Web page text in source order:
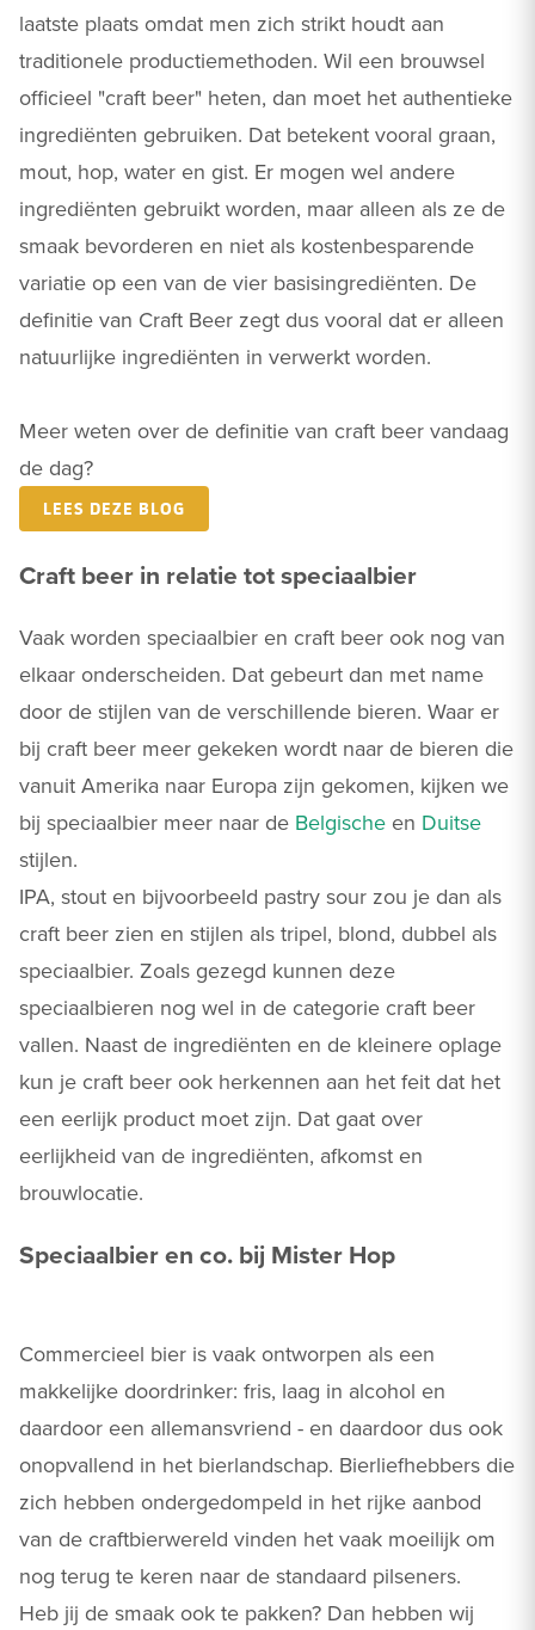
laatste plaats omdat men zich strikt houdt aan
traditionele productiemethoden. Wil een brouwsel
officieel "craft beer" heten, dan moet het authentieke
ingrediënten gebruiken. Dat betekent vooral graan,
mout, hop, water en gist. Er mogen wel andere
ingrediënten gebruikt worden, maar alleen als ze de
smaak bevorderen en niet als kostenbesparende
variatie op een van de vier basisingrediënten. De
definitie van Craft Beer zegt dus vooral dat er alleen
natuurlijke ingrediënten in verwerkt worden.
Meer weten over de definitie van craft beer vandaag
de dag?
LEES DEZE BLOG
Craft beer in relatie tot speciaalbier
Vaak worden speciaalbier en craft beer ook nog van
elkaar onderscheiden. Dat gebeurt dan met name
door de stijlen van de verschillende bieren. Waar er
bij craft beer meer gekeken wordt naar de bieren die
vanuit Amerika naar Europa zijn gekomen, kijken we
bij speciaalbier meer naar de Belgische en Duitse
stijlen.
IPA, stout en bijvoorbeeld pastry sour zou je dan als
craft beer zien en stijlen als tripel, blond, dubbel als
speciaalbier. Zoals gezegd kunnen deze
speciaalbieren nog wel in de categorie craft beer
vallen. Naast de ingrediënten en de kleinere oplage
kun je craft beer ook herkennen aan het feit dat het
een eerlijk product moet zijn. Dat gaat over
eerlijkheid van de ingrediënten, afkomst en
brouwlocatie.
Speciaalbier en co. bij Mister Hop
Commercieel bier is vaak ontworpen als een
makkelijke doordrinker: fris, laag in alcohol en
daardoor een allemansvriend - en daardoor dus ook
onopvallend in het bierlandschap. Bierliefhebbers die
zich hebben ondergedompeld in het rijke aanbod
van de craftbierwereld vinden het vaak moeilijk om
nog terug te keren naar de standaard pilseners.
Heb jij de smaak ook te pakken? Dan hebben wij